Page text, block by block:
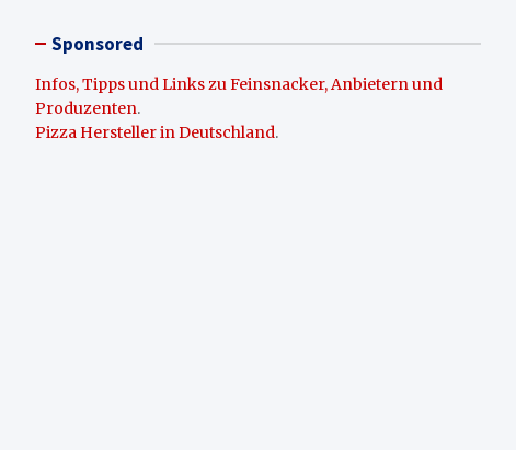
Sponsored
Infos, Tipps und Links zu Feinsnacker, Anbietern und
Produzenten.
Pizza Hersteller in Deutschland.